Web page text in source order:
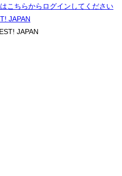
こちらからログインしてください
JAPAN